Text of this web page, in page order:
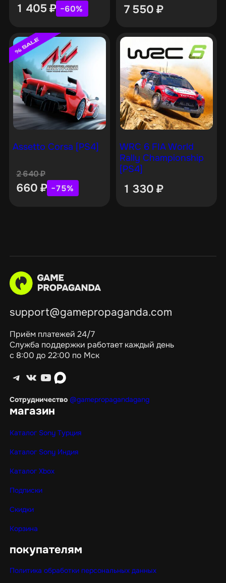
1 405 ₽ −60% 7 550 ₽
Assetto Corsa [PS4]
2 640₽
660 ₽ −75%
WRC 6 FIA World
Rally Championship
[PS4]
1 330 ₽
support@gamepropaganda.com
Приём платежей 24/7
Служба поддержки работает каждый день
с 8:00 до 22:00 по Мск
Telegram ВКонтакте YouTube max
Сотрудничество @gamepropagandagang
магазин
Каталог Sony Турция
Каталог Sony Индия
Каталог Xbox
Подписки
Скидки
Корзина
покупателям
Политика обработки персональных данных